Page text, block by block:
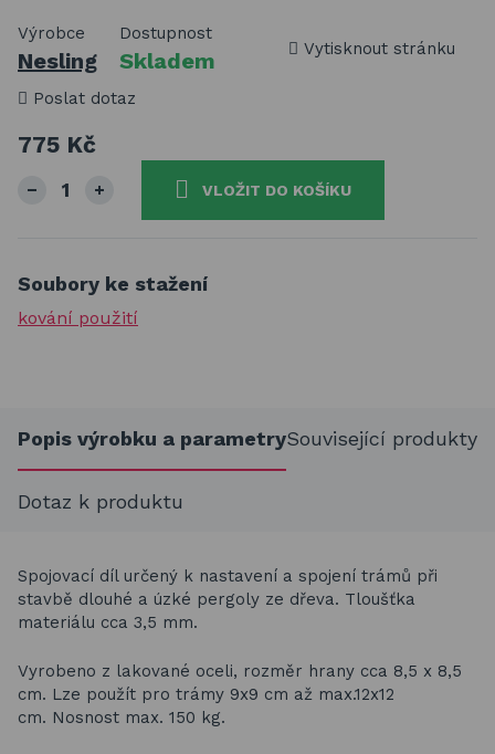
Výrobce
Nesling
Dostupnost
Skladem Vytisknout stránku
Poslat dotaz
775 Kč
VLOŽIT DO KOŠÍKU
Soubory ke stažení
kování použití
Popis výrobku a parametrySouvisející produkty
Dotaz k produktu
Spojovací díl určený k nastavení a spojení trámů při
stavbě dlouhé a úzké pergoly ze dřeva. Tloušťka
materiálu cca 3,5 mm.
Vyrobeno z lakované oceli, rozměr hrany cca 8,5 x 8,5
cm. Lze použít pro trámy 9x9 cm až max.12x12
cm. Nosnost max. 150 kg.